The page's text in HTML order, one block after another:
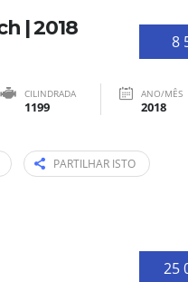
8
| 2018
CILINDRADA
1199
ANO/MÊS
2018
PARTILHAR ISTO
25